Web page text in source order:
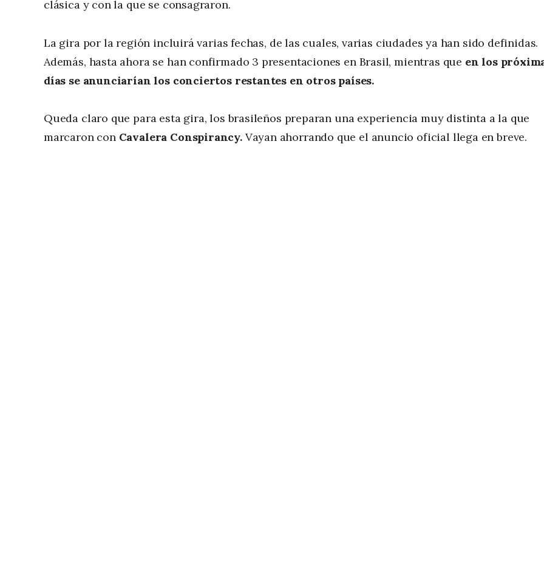
clásica y con la que se consagraron.
La gira por la región incluirá varias fechas, de las cuales, varias ciudades ya han sido definidas.
Además, hasta ahora se han confirmado 3 presentaciones en Brasil, mientras que en los
días se anunciarían los conciertos restantes en otros países.
Queda claro que para esta gira, los brasileños preparan una experiencia muy distinta a la que
marcaron conCavalera Conspirancy. Vayan ahorrando que el anuncio oficial llega en breve.